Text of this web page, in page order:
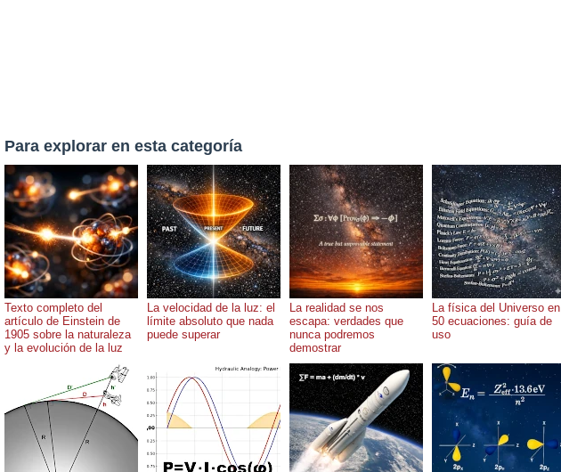
Para explorar en esta categoría
Texto completo del
artículo de Einstein de
1905 sobre la naturaleza
y la evolución de la luz
La velocidad de la luz: el
límite absoluto que nada
puede superar
La realidad se nos
escapa: verdades que
nunca podremos
demostrar
La física del Universo en
50 ecuaciones: guía de
uso